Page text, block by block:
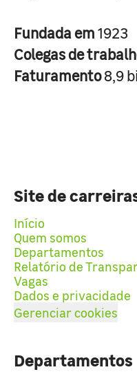
Fundada em1923
Colegas de
Faturamento8,9
Site de
Início
Quem somos
Departamentos
Relatório de
Vagas
Dados e privacidade
Gerenciar cookies
Departamentos